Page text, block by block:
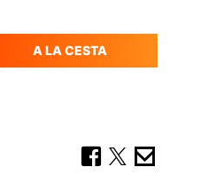
introduce la
A LA CESTA